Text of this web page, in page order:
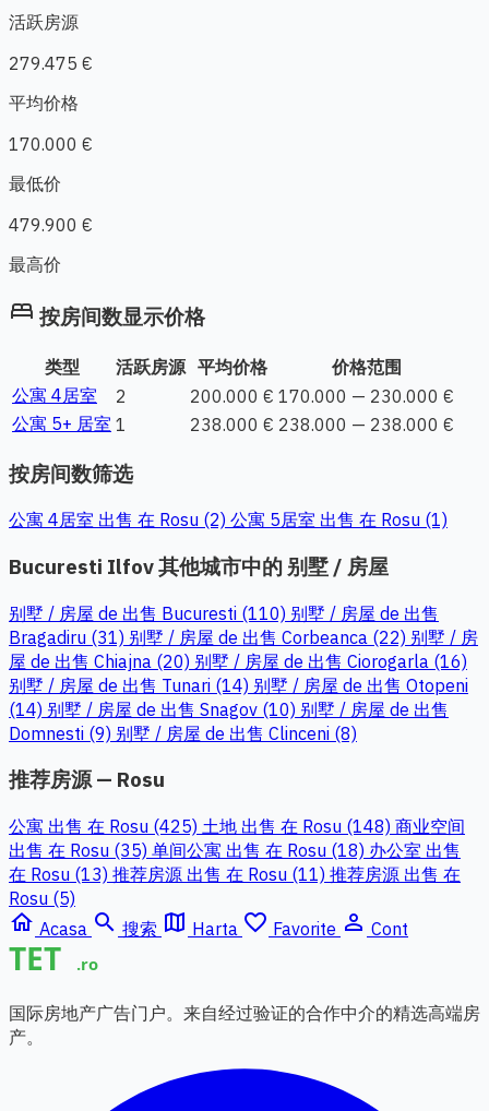
活跃房源
279.475 €
平均价格
170.000 €
最低价
479.900 €
最高价
bed 按房间数显示价格
类型 活跃房源 平均价格
价格范围
公寓 4居室
2 200.000 € 170.000 — 230.000 €
公寓 5+ 居室 1 238.000 € 238.000 — 238.000 €
按房间数筛选
公寓 4居室 出售 在 Rosu (2) 公寓 5居室 出售 在 Rosu (1)
Bucuresti Ilfov 其他城市中的 别墅 / 房屋
别墅 / 房屋 de 出售 Bucuresti (110) 别墅 / 房屋 de 出售
Bragadiru (31) 别墅 / 房屋 de 出售 Corbeanca (22) 别墅 / 房
屋 de 出售 Chiajna (20) 别墅 / 房屋 de 出售 Ciorogarla (16)
别墅 / 房屋 de 出售 Tunari (14) 别墅 / 房屋 de 出售 Otopeni
(14) 别墅 / 房屋 de 出售 Snagov (10) 别墅 / 房屋 de 出售
Domnesti (9) 别墅 / 房屋 de 出售 Clinceni (8)
推荐房源 — Rosu
公寓 出售 在 Rosu (425) 土地 出售 在 Rosu (148) 商业空间
出售 在 Rosu (35) 单间公寓 出售 在 Rosu (18) 办公室 出售
在 Rosu (13) 推荐房源 出售 在 Rosu (11) 推荐房源 出售 在
Rosu (5)
home Acasa search 搜索 map Harta favorite_border Favorite person_outline Cont
国际房地产广告门户。来自经过验证的合作中介的精选高端房
产。